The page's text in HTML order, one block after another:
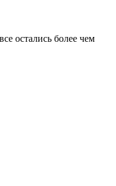
остались более чем